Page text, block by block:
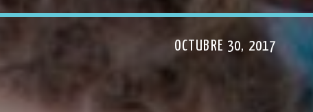
OCTUBRE 30, 2017